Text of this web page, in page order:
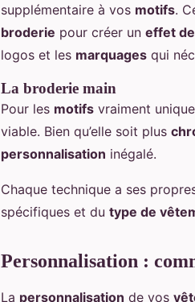
supplémentaire à vos motifs.
broderie pour créer un effet
logos et les marquages qui
La broderie main
Pour les motifs vraiment
viable. Bien qu’elle soit plus
personnalisation inégalé.
Chaque technique a ses
spécifiques et du type de
Personnalisation :
La personnalisation de vos